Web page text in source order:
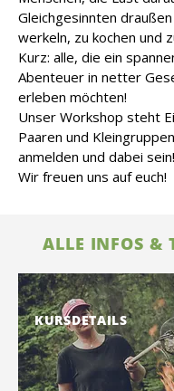
Gleichgesinnten
werkeln, zu kochen und
Kurz: alle, die ein
Abenteuer in netter
erleben möchten!
Unser Workshop steht
Paaren und
anmelden und dabei sein!
Wir freuen uns auf euch!
ALLE INFOS &
KURSDETAILS